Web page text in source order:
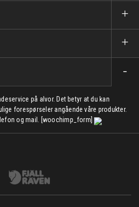
på alvor. Det betyr at du kan
forespørseler angående våre produkter.
og mail. [woochimp_form]